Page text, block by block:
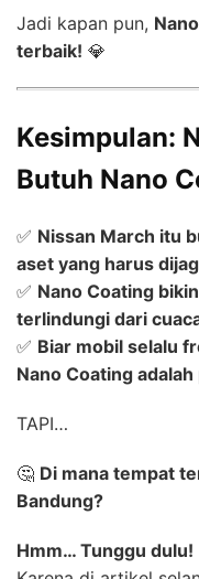
Jadi kapan pun,
terbaik! 💎
Kesimpulan:
Butuh Nano
✅ Nissan March itu
aset yang harus
✅ Nano Coating
terlindungi dari
✅ Biar mobil selalu
Nano Coating
TAPI…
🤔 Di mana tempat
Bandung?
Hmm… Tunggu dulu!